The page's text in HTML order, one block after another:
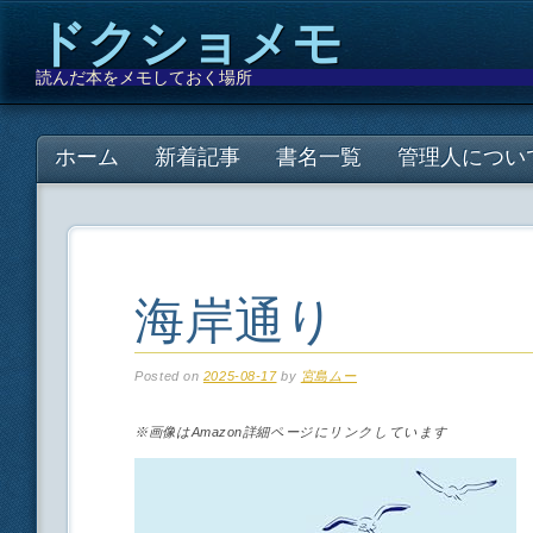
ドクショメモ
読んだ本をメモしておく場所
Main menu
Skip
to
ホーム 新着記事 書名一覧 管理人につい
海岸通り
Posted on 2025-08-17 by 宮島ムー
※画像はAmazon詳細ページにリンクしています